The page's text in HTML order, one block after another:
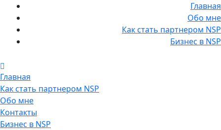
Главная
Обо мне
Как стать партнером NSP
Бизнес в NSP
Главная
Как стать партнером NSP
Обо мне
Контакты
Бизнес в NSP